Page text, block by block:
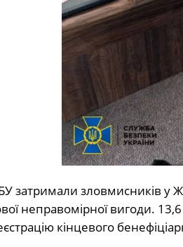
затримали зловмисників у
неправомірної вигоди.
кінцевого